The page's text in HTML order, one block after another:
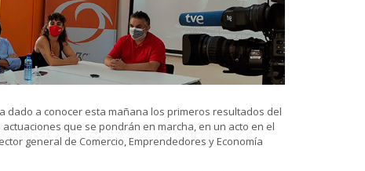
dado a conocer esta mañana los primeros resultados del
actuaciones que se pondrán en marcha, en un acto en el
general de Comercio, Emprendedores y Economía